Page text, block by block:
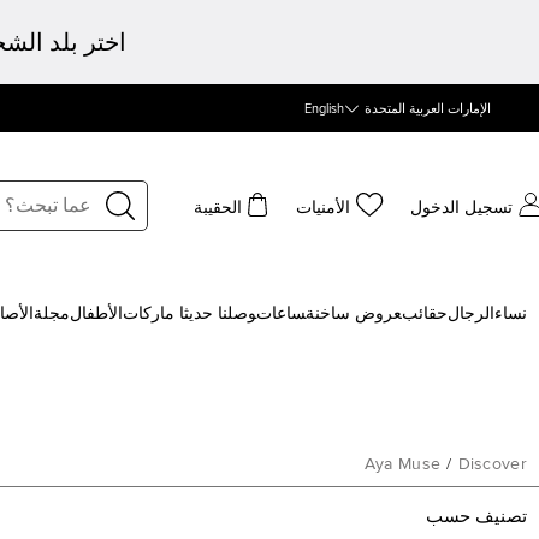
اختر بلد
الإمارات العربية المتحدة English
تسجيل الدخول الأمنيات الحقيبة
نساء الرجالحقائب‍عروض ساخنة‍ساعات‍وصلنا حديثا ‍ ماركات الأطفالمجلة
Discover
/
Aya Muse
تصنيف حسب